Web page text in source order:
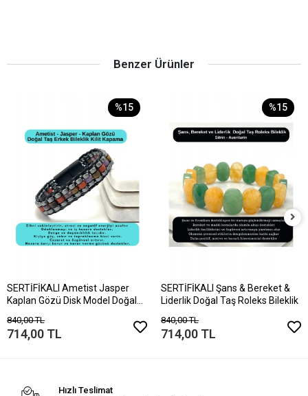
Benzer Ürünler
%15
SERTİFİKALI Ametist Jasper
Kaplan Gözü Disk Model Doğal
840,00 TL
714,00 TL
%15
SERTİFİKALI Şans & Bereket &
Liderlik Doğal Taş Roleks Bileklik
840,00 TL
714,00 TL
Hızlı Teslimat